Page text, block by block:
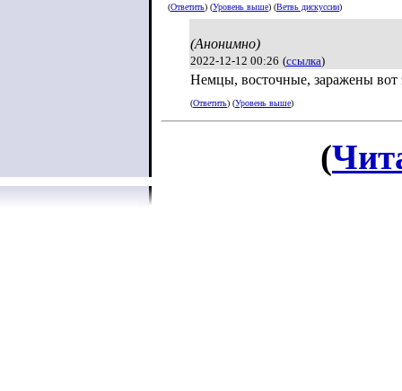
(Ответить) (Уровень выше) (Ветвь дискуссии)
(Анонимно)
2022-12-12 00:26 (ссылка)
Немцы, восточные, заражены вот
(Ответить) (Уровень выше)
(